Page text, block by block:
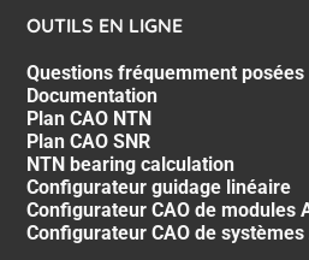
OUTILS EN LIGNE
Questions fréquemment posées
Documentation
Plan CAO NTN
Plan CAO SNR
NTN bearing calculation
Configurateur guidage linéaire
Configurateur CAO de modules
Configurateur CAO de systèmes